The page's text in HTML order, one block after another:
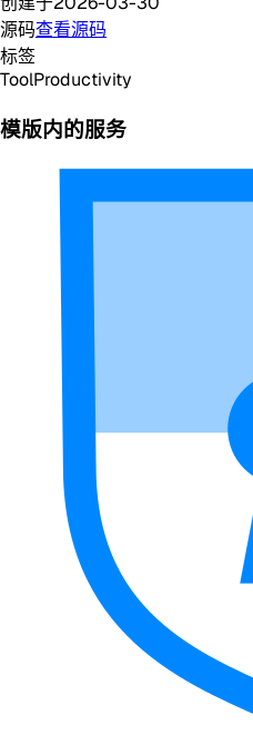
源码查看源码
标签
ToolProductivity
模版内的服务